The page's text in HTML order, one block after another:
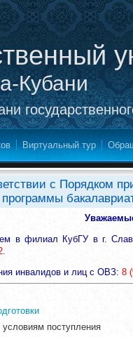
Кубани
Виртуальный тур
с Порядком
в филиал КубГУ в г.
.
инвалидов и лиц с ОВЗ: 8
поступления